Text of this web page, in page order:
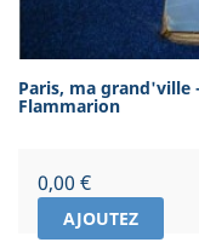
Paris, ma grand'ville
Flammarion
Prix
0,00 €
AJOUTEZ